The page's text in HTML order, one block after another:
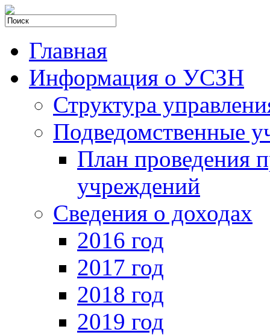
Главная
Информация о УСЗН
Структура
Подведомственные
План проведения
учреждений
Сведения о доходах
2016 год
2017 год
2018 год
2019 год